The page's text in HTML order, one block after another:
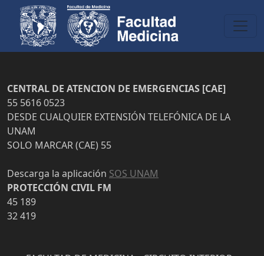
CENTRAL DE ATENCION DE EMERGENCIAS [CAE]
55 5616 0523
DESDE CUALQUIER EXTENSIÓN TELEFÓNICA DE LA
UNAM
SOLO MARCAR (CAE) 55
Descarga la aplicación SOS UNAM
PROTECCIÓN CIVIL FM
45 189
32 419